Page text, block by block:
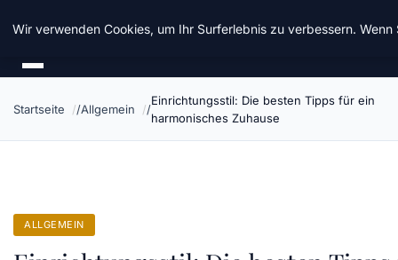
Chinavisum24
Startseite Allgemein
Einrichtungsstil: Die besten Tipps für ein
harmonisches Zuhause
ALLGEMEIN
Wir verwenden Cookies, um Ihr Surferlebnis zu verbessern.